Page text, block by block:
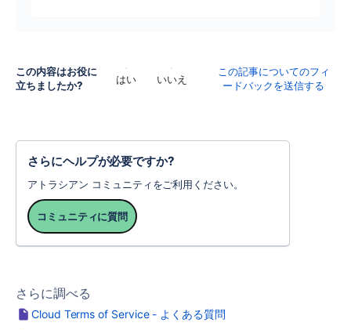
この内容はお役に
立ちましたか?
はい いいえ
この記事についてのフィ
ードバックを送信する
さらにヘルプが必要ですか?
アトラシアン コミュニティをご利用ください。
コミュニティに質問
さらに調べる
Cloud Terms of Service - よくある質問